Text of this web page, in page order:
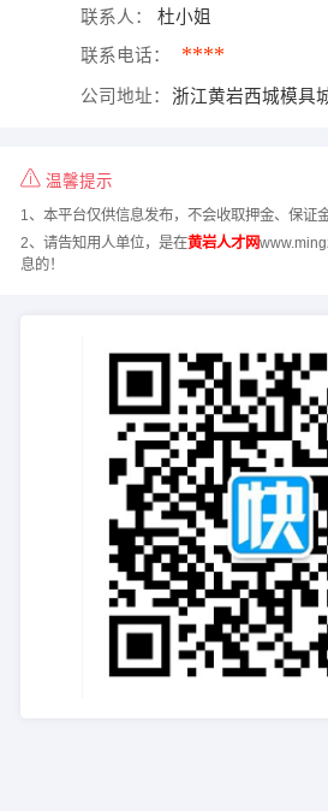
联系人： 杜小姐
联系电话： ****
公司地址： 浙江黄岩西城模具
温馨提示
1、本平台仅供信息发布，不会收取押金、保证
2、请告知用人单位，是在黄岩人才网
息的！